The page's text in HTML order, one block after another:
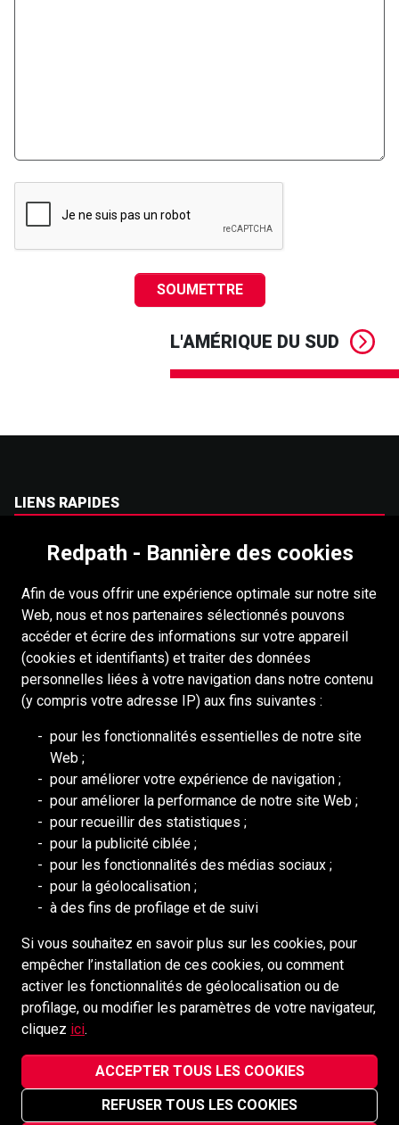
Redpath - Bannière des cookies
Afin de vous offrir une expérience optimale sur notre site
Web, nous et nos partenaires sélectionnés pouvons
accéder et écrire des informations sur votre appareil
(cookies et identifiants) et traiter des données
personnelles liées à votre navigation dans notre contenu
(y compris votre adresse IP) aux fins suivantes :
pour les fonctionnalités essentielles de notre site
Web ;
pour améliorer votre expérience de navigation ;
pour améliorer la performance de notre site Web ;
pour recueillir des statistiques ;
pour la publicité ciblée ;
pour les fonctionnalités des médias sociaux ;
pour la géolocalisation ;
à des fins de profilage et de suivi
Si vous souhaitez en savoir plus sur les cookies, pour
empêcher l’installation de ces cookies, ou comment
activer les fonctionnalités de géolocalisation ou de
profilage, ou modifier les paramètres de votre navigateur,
cliquez ici.
ACCEPTER TOUS LES COOKIES
REFUSER TOUS LES COOKIES
SOUMETTRE
L'AMÉRIQUE DU SUD
LIENS RAPIDES
Droits dauteur
Connexion
Portail pour les fournisseurs
Politique de cookies
RESSOURCES
DEILMANN
Conseil de Mongolie (BCM)
Conseil des ressources humaines
Association nationale des mines
Association minière de l'Ontario
MÉDIAS SOCIAUX